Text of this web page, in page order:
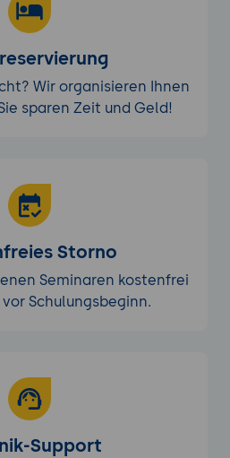
Wir organisieren Ihnen
sparen Zeit und Geld!
Storno
Seminaren kostenfrei
Schulungsbeginn.
Support